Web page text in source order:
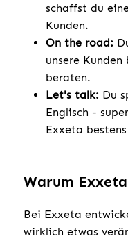
schaffst du
Kunden.
On the road:
unsere
beraten.
Let's talk: Du
Englisch -
Exxeta
Warum Exxeta
Bei Exxeta
wirklich etwas